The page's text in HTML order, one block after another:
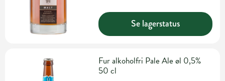
Se lagerstatus
Fur alkoholfri Pale Ale øl 0,5%
50 cl